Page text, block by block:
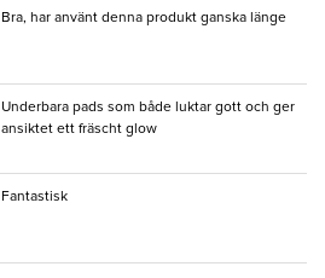
Bra, har använt denna produkt ganska länge
Underbara pads som både luktar gott och ger
ansiktet ett fräscht glow
Fantastisk